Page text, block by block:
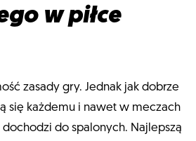
w piłce
zasady gry. Jednak jak dobrze
się każdemu i nawet w meczach
dochodzi do spalonych. Najlepszą